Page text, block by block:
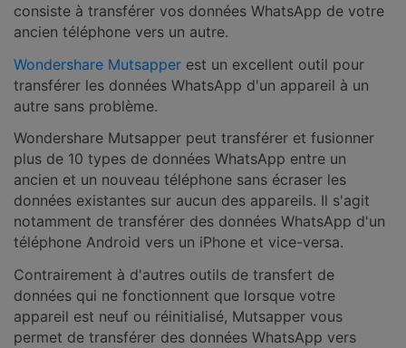
consiste à transférer vos données WhatsApp de votre
ancien téléphone vers un autre.
Wondershare Mutsapper est un excellent outil pour
transférer les données WhatsApp d'un appareil à un
autre sans problème.
Wondershare Mutsapper peut transférer et fusionner
plus de 10 types de données WhatsApp entre un
ancien et un nouveau téléphone sans écraser les
données existantes sur aucun des appareils. Il s'agit
notamment de transférer des données WhatsApp d'un
téléphone Android vers un iPhone et vice-versa.
Contrairement à d'autres outils de transfert de
données qui ne fonctionnent que lorsque votre
appareil est neuf ou réinitialisé, Mutsapper vous
permet de transférer des données WhatsApp vers